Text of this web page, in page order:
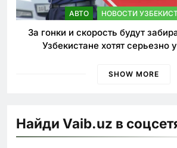
АВТО НОВОСТИ
За гонки и скорость будут
Узбекистане хотят серьезно
SHOW MORE
Найди Vaib.uz в